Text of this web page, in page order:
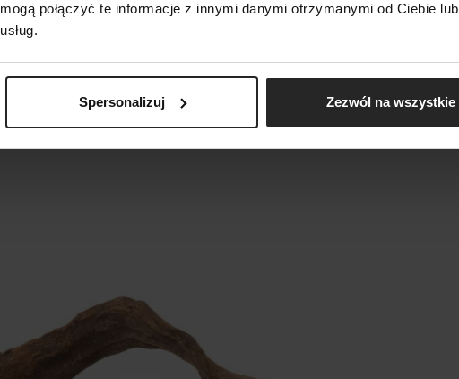
połączyć te informacje z innymi danymi otrzymanymi od Ciebie lub
Spersonalizuj Zezwól na wszystkie
się różnorodne kształty i wielkości korzeni.